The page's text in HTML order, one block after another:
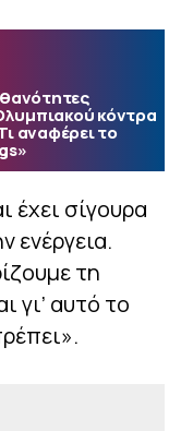
κόντρα
αναφέρει το
έχει σίγουρα
ενέργεια.
τη
γι’ αυτό το